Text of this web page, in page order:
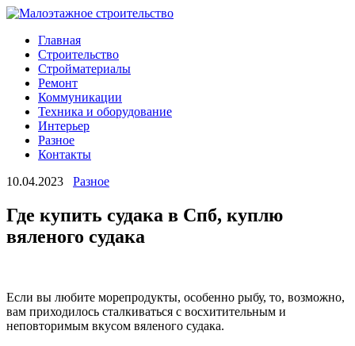
Главная
Строительство
Стройматериалы
Ремонт
Коммуникации
Техника и оборудование
Интерьер
Разное
Контакты
10.04.2023
Разное
Где купить судака в Спб, куплю
вяленого судака
Если вы любите морепродукты, особенно рыбу, то, возможно,
вам приходилось сталкиваться с восхитительным и
неповторимым вкусом вяленого судака.